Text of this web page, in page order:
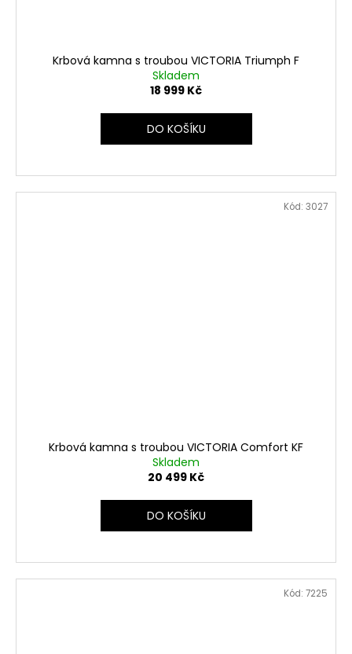
Krbová kamna s troubou VICTORIA Triumph F
Skladem
18 999 Kč
DO KOŠÍKU
Krbová kamna s troubou VICTORIA Comfort KF
Skladem
20 499 Kč
DO KOŠÍKU
Kód: 3027
Kód: 7225